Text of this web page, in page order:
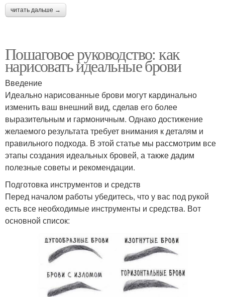
читать дальше →
Пошаговое руководство: как
нарисовать идеальные брови
Введение
Идеально нарисованные брови могут кардинально
изменить ваш внешний вид, сделав его более
выразительным и гармоничным. Однако достижение
желаемого результата требует внимания к деталям и
правильного подхода. В этой статье мы рассмотрим все
этапы создания идеальных бровей, а также дадим
полезные советы и рекомендации.
Подготовка инструментов и средств
Перед началом работы убедитесь, что у вас под рукой
есть все необходимые инструменты и средства. Вот
основной список: